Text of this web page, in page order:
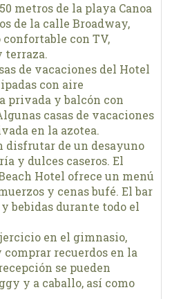
metros de la playa Canoa
de la calle Broadway,
con TV,
terraza.
de vacaciones del Hotel
con aire
privada y balcón con
casas de vacaciones
en la azotea.
disfrutar de un desayuno
y dulces caseros. El
Hotel ofrece un menú
y cenas bufé. El bar
bebidas durante todo el
en el gimnasio,
recuerdos en la
se pueden
y a caballo, así como